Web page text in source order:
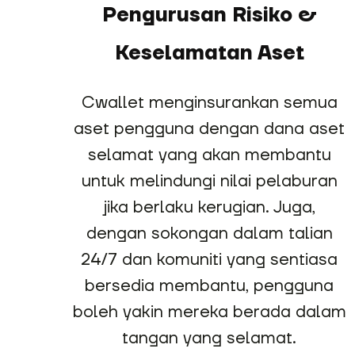
Pengurusan Risiko &
Keselamatan Aset
Cwallet menginsurankan semua
aset pengguna dengan dana aset
selamat yang akan membantu
untuk melindungi nilai pelaburan
jika berlaku kerugian. Juga,
dengan sokongan dalam talian
24/7 dan komuniti yang sentiasa
bersedia membantu, pengguna
boleh yakin mereka berada dalam
tangan yang selamat.